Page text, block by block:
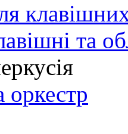
та
оркестр